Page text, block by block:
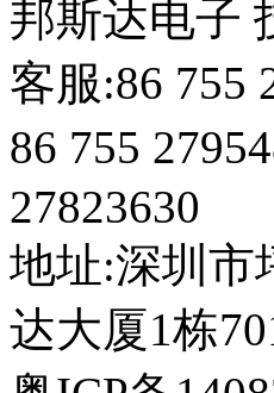
邦斯达电子
客服:86 755
86 755
27823630
地址:深圳市
达大厦1栋